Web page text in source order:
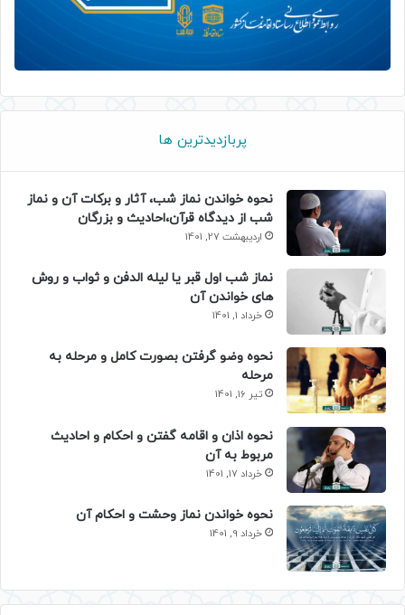
پربازدیدترین ها
نحوه خواندن نماز شب، آثار و برکات آن و نماز
شب از دیدگاه قرآن،احادیث و بزرگان
اردیبهشت 27, 1401
نماز شب اول قبر یا لیله الدفن و ثواب و روش
های خواندن آن
خرداد 1, 1401
نحوه وضو گرفتن بصورت کامل و مرحله به
مرحله
تیر 16, 1401
نحوه اذان و اقامه گفتن و احکام و احادیث
مربوط به آن
خرداد 17, 1401
نحوه خواندن نماز وحشت و احکام آن
خرداد 9, 1401